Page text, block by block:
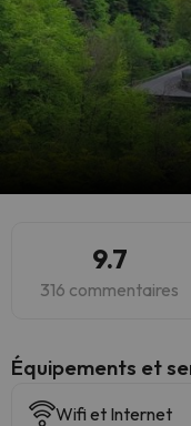
9.7
316 commentaires
​Équipements et
Wifi et Internet